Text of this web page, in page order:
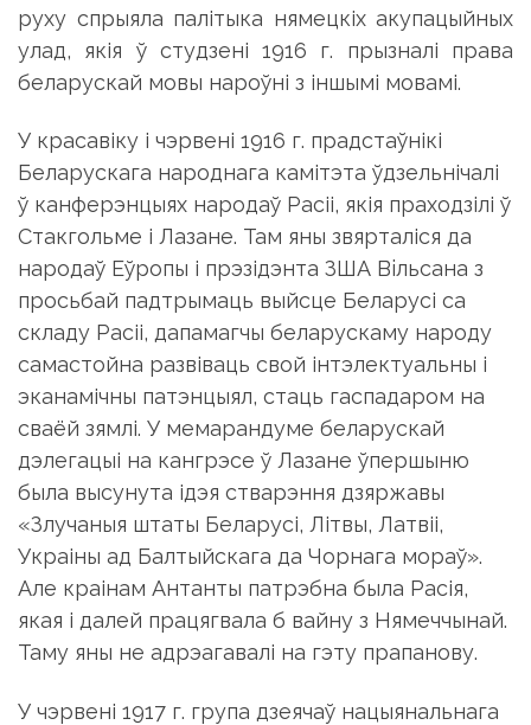
руху спрыяла палітыка нямецкіх акупацыйных
улад, якія ў студзені 1916 г. прызналі права
беларускай мовы нароўні з іншымі мовамі.
У красавіку і чэрвені 1916 г. прадстаўнікі
Беларускага народнага камітэта ўдзельнічалі
ў канферэнцыях народаў Расіі, якія праходзілі ў
Стакгольме і Лазане. Там яны звярталіся да
народаў Еўропы і прэзідэнта ЗША Вiльсaна з
просьбай падтрымаць выйсце Беларусі са
складу Расіі, дапамагчы беларускаму народу
самастойна развіваць свой інтэлектуальны і
эканамічны патэнцыял, стаць гаспадаром на
сваёй зямлі. У мемарандуме беларускай
дэлегацыі на кангрэсе ў Лазане ўпершыню
была высунута ідэя стварэння дзяржавы
«Злучаныя штаты Беларусі, Літвы, Латвіі,
Украіны ад Балтыйскага да Чорнага мораў».
Але краінам Антанты патрэбна была Расія,
якая і далей працягвала б вайну з Нямеччынай.
Таму яны не адрэагавалі на гэту прапанову.
У чэрвені 1917 г. група дзеячаў нацыянальнага